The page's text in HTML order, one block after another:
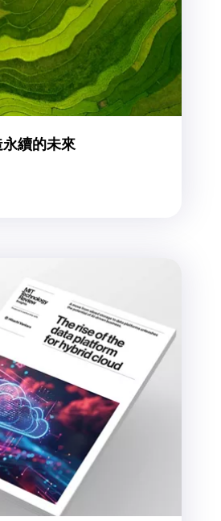
續的未來